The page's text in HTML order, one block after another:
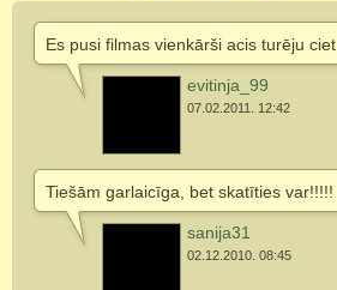
Es pusi filmas vienkārši acis turēju ciet
evitinja_99
07.02.2011. 12:42
Tiešām garlaicīga, bet skatīties var!!!!!
sanija31
02.12.2010. 08:45